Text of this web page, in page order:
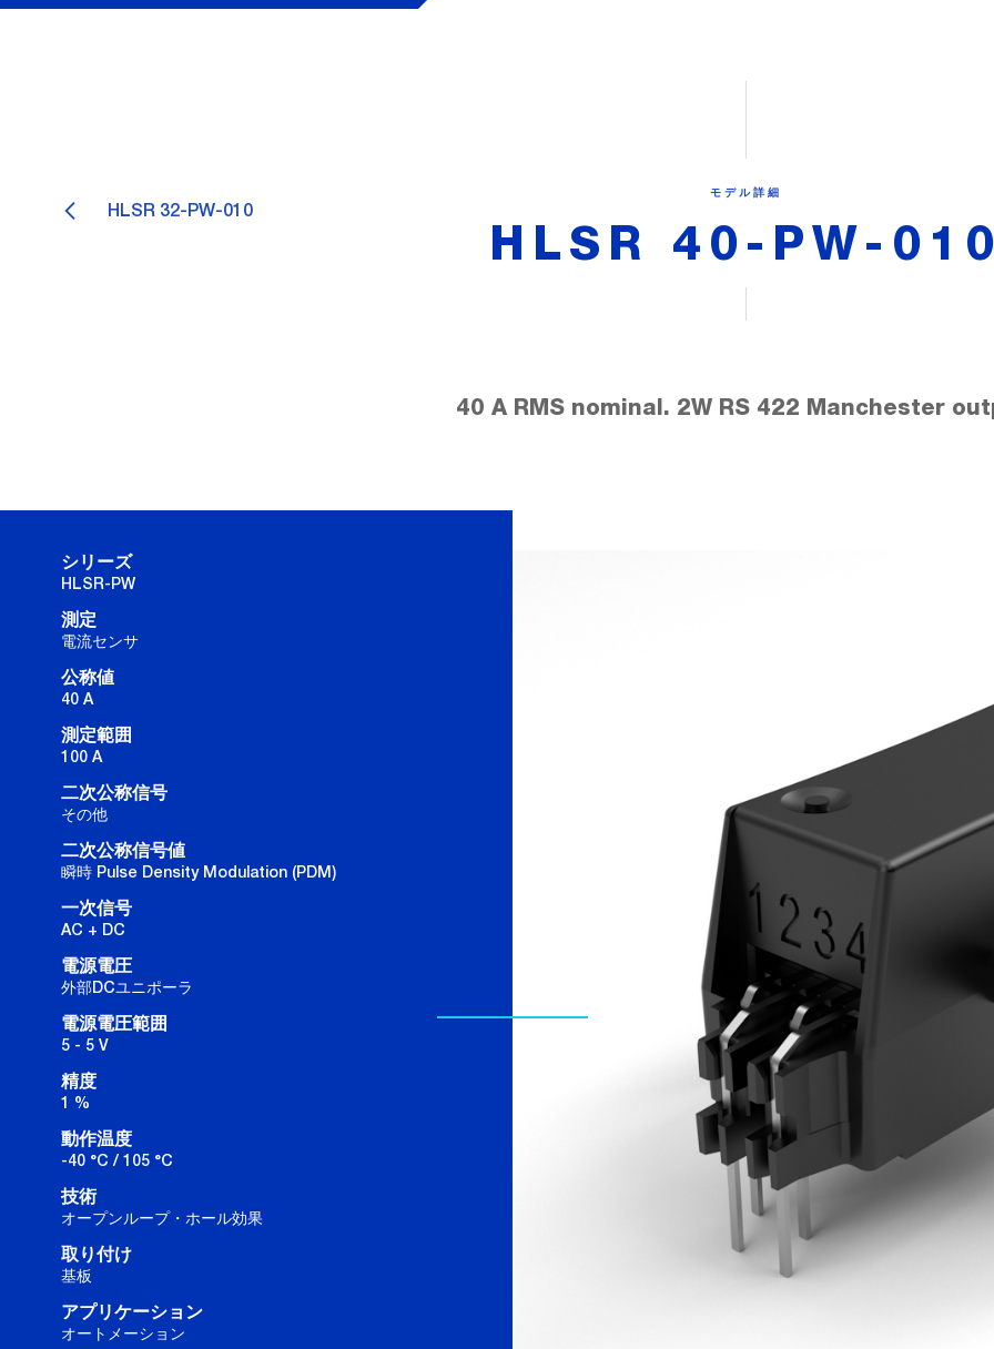
HLSR 32-PW-010
モデル詳細
HLSR 40-PW-
40 A RMS nominal. 2W RS 422 Manchester
シリーズ
HLSR-PW
測定
電流センサ
公称値
40 A
測定範囲
100 A
二次公称信号
その他
二次公称信号値
瞬時 Pulse Density Modulation (PDM)
一次信号
AC + DC
電源電圧
外部DCユニポーラ
電源電圧範囲
5 - 5 V
精度
1 %
動作温度
-40 °C / 105 °C
技術
オープンループ・ホール効果
取り付け
基板
アプリケーション
オートメーション